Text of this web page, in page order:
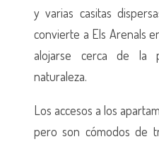
y varias casitas
convierte a Els Arenals
alojarse cerca de la
naturaleza.
Los accesos a los
pero son cómodos de